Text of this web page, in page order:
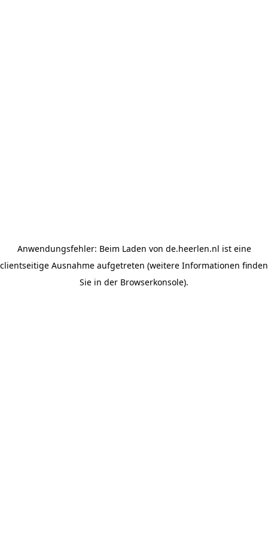
Anwendungsfehler: Beim Laden von de.heerlen.nl ist eine
clientseitige Ausnahme aufgetreten (weitere Informationen finden
Sie in der Browserkonsole).